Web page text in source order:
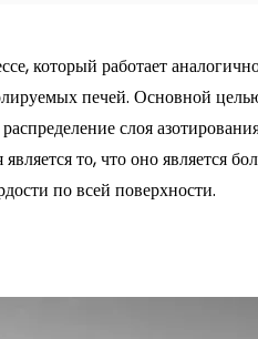
который работает
печей. Основной
слоя
является то, что оно является
по всей поверхности.